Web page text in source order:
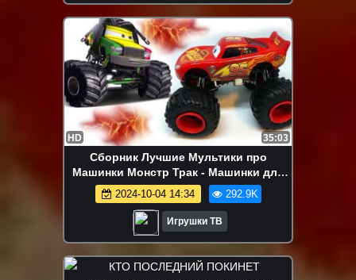
HD 35:03
Сборник Лучшие Мультики про
Машинки Монстр Трак - Машинки для
детей все серии Тачки 3
2024-10-04 14:34 292.9K
Игрушки ТВ